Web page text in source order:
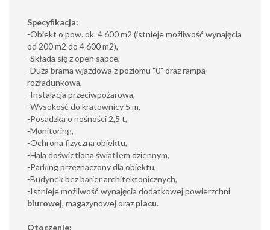
Specyfikacja:
-Obiekt o pow. ok. 4 600 m2 (istnieje możliwość wynajęcia
od 200 m2 do 4 600 m2),
-Składa się z open sapce,
-Duża brama wjazdowa z poziomu "0" oraz rampa
rozładunkowa,
-Instalacja przeciwpożarowa,
-Wysokość do kratownicy 5 m,
-Posadzka o nośności 2,5 t,
-Monitoring,
-Ochrona fizyczna obiektu,
-Hala doświetlona światłem dziennym,
-Parking przeznaczony dla obiektu,
-Budynek bez barier architektonicznych,
-Istnieje możliwość wynajęcia dodatkowej powierzchni
biurowej, magazynowej oraz placu.
Otoczenie: